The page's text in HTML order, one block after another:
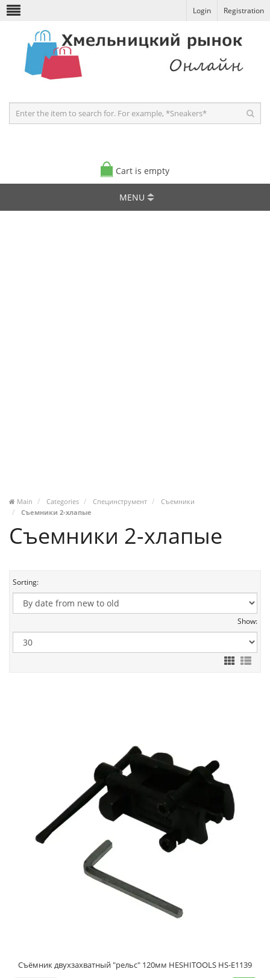
Login Registration
Cart is empty
MENU
Main Categories Специнструмент
Съемники
Съемники 2-хлапые
Съемники 2-хлапые
Sorting:
Show:
Съёмник двухзахватный "рельс" 120мм HESHITOOLS HS-E1139